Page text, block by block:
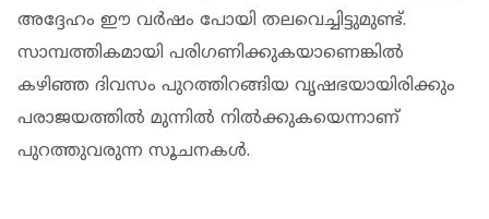
അദ്ദേഹം ഈ വർഷം പോയി തലവെച്ചിട്ടുമുണ്ട്.
സാമ്പത്തികമായി പരിഗണിക്കുകയാണെങ്കില്‍
കഴിഞ്ഞ ദിവസം പുറത്തിറങ്ങിയ വൃഷഭയായിരിക്കും
പരാജയത്തില്‍ മുന്നില്‍ നില്‍ക്കുകയെന്നാണ്
പുറത്തുവരുന്ന സൂചനകള്‍.